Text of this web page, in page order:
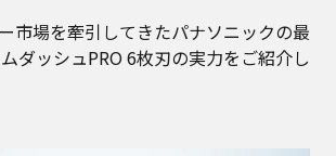
市場を牽引してきたパナソニックの最
ダッシュPRO 6枚刃の実力をご紹介し